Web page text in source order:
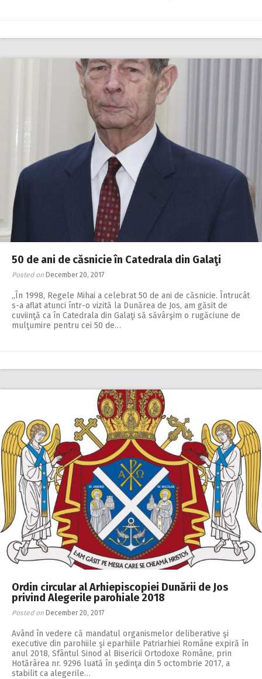
50 de ani de căsnicie în Catedrala din Galaţi
Posted on December 20, 2017
„În 1998, Regele Mihai a celebrat 50 de ani de căsnicie. Întrucât
s-a aflat atunci într-o vizită la Dunărea de Jos, am găsit de
cuviinţă ca în Catedrala din Galaţi să săvârşim o rugăciune de
mulţumire pentru cei 50 de…
Ordin circular al Arhiepiscopiei Dunării de Jos
privind Alegerile parohiale 2018
Posted on December 20, 2017
Având în vedere că mandatul organismelor deliberative şi
executive din parohiile şi eparhiile Patriarhiei Române expiră în
anul 2018, Sfântul Sinod al Bisericii Ortodoxe Române, prin
Hotărârea nr. 9296 luată în şedinţa din 5 octombrie 2017, a
stabilit ca alegerile…